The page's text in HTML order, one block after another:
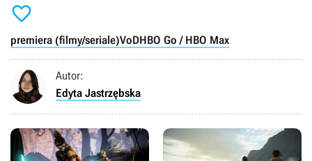
Spencer (Eli Whipp), Stephen Rea (Robert Marshall),
Tom Hughes (Thomas Trafford), Steve Wall (Thin Kelly),
Valerie Pachner (Martha Myers), Malcolm Storry (Red
Morgan), Nicholas Aaron (Billy Myers) oraz Rafe Spall
(David Melmont). Zdjęcia kręcono w Pawnee,
Tembleque, Madrycie oraz Castilla-La Mancha.

premiera (filmy/seriale)VoDHBO Go / HBO Max
Autor:
Edyta Jastrzębska